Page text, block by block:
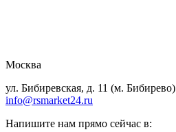
Москва
ул. Бибиревская, д. 11 (м. Бибирево)
info@rsmarket24.ru
Напишите нам прямо сейчас в: